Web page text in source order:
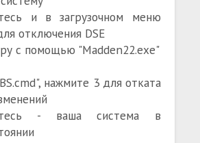
и в загрузочном меню
отключения DSE
с помощью "Madden22.exe"
нажмите 3 для отката
- ваша система в